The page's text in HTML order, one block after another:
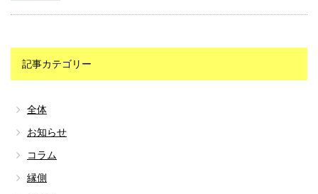
記事カテゴリー
全体
お知らせ
コラム
縁側